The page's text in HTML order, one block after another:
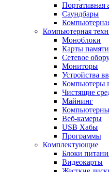
Портативная
Саундбары
Компьютерная
Моноблоки
Карты
Сетевое
Мониторы
Устройства
Компьютеры
Чистящие
Майнинг
Веб-камеры
USB Хабы
Программы
Комплектующие
Блоки
Видеокарты